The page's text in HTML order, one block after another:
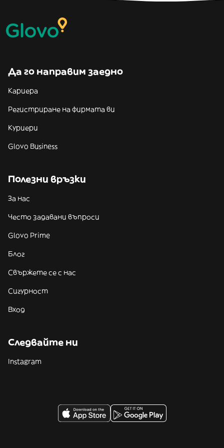
Да го направим заедно
Кариера
Регистриране на фирмата ви
Куриери
Glovo Business
Полезни връзки
За нас
Често задавани въпроси
Glovo Prime
Блог
Свържете се с нас
Сигурност
Вход
Следвайте ни
Instagram